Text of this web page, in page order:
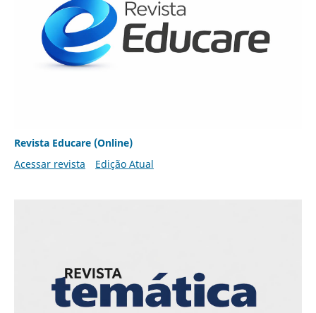
Revista Educare (Online)
Acessar revista
Edição Atual